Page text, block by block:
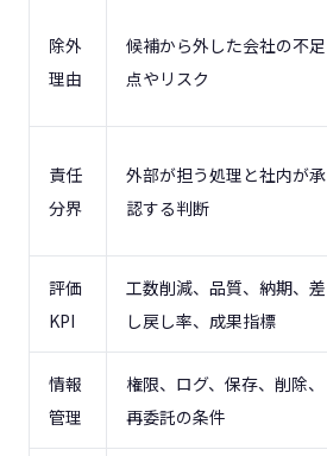
除外
理由
候補から外した会社の不足
点やリスク
責任
分界
外部が担う処理と社内が承
認する判断
評価
KPI
工数削減、品質、納期、差
し戻し率、成果指標
情報
管理
権限、ログ、保存、削除、
再委託の条件